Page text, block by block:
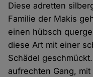
Diese adretten
Familie der Makis
einen hübsch
diese Art mit einer
Schädel
aufrechten Gang,